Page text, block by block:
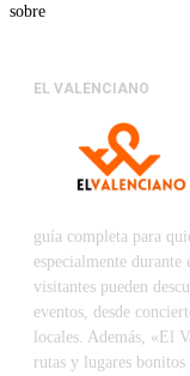
sobre
EL VALENCIANO
guía completa para
especialmente
visitantes pueden
eventos, desde
locales. Además, «El
rutas y lugares